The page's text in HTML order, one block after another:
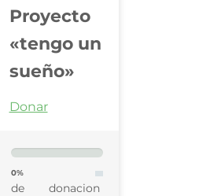
Proyecto
«tengo un
sueño»
Donar
0%
de
donacion